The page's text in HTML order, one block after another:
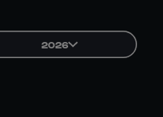
2026